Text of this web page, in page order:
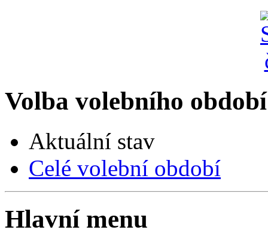
Volba volebního období
Aktuální stav
Celé volební období
Hlavní menu